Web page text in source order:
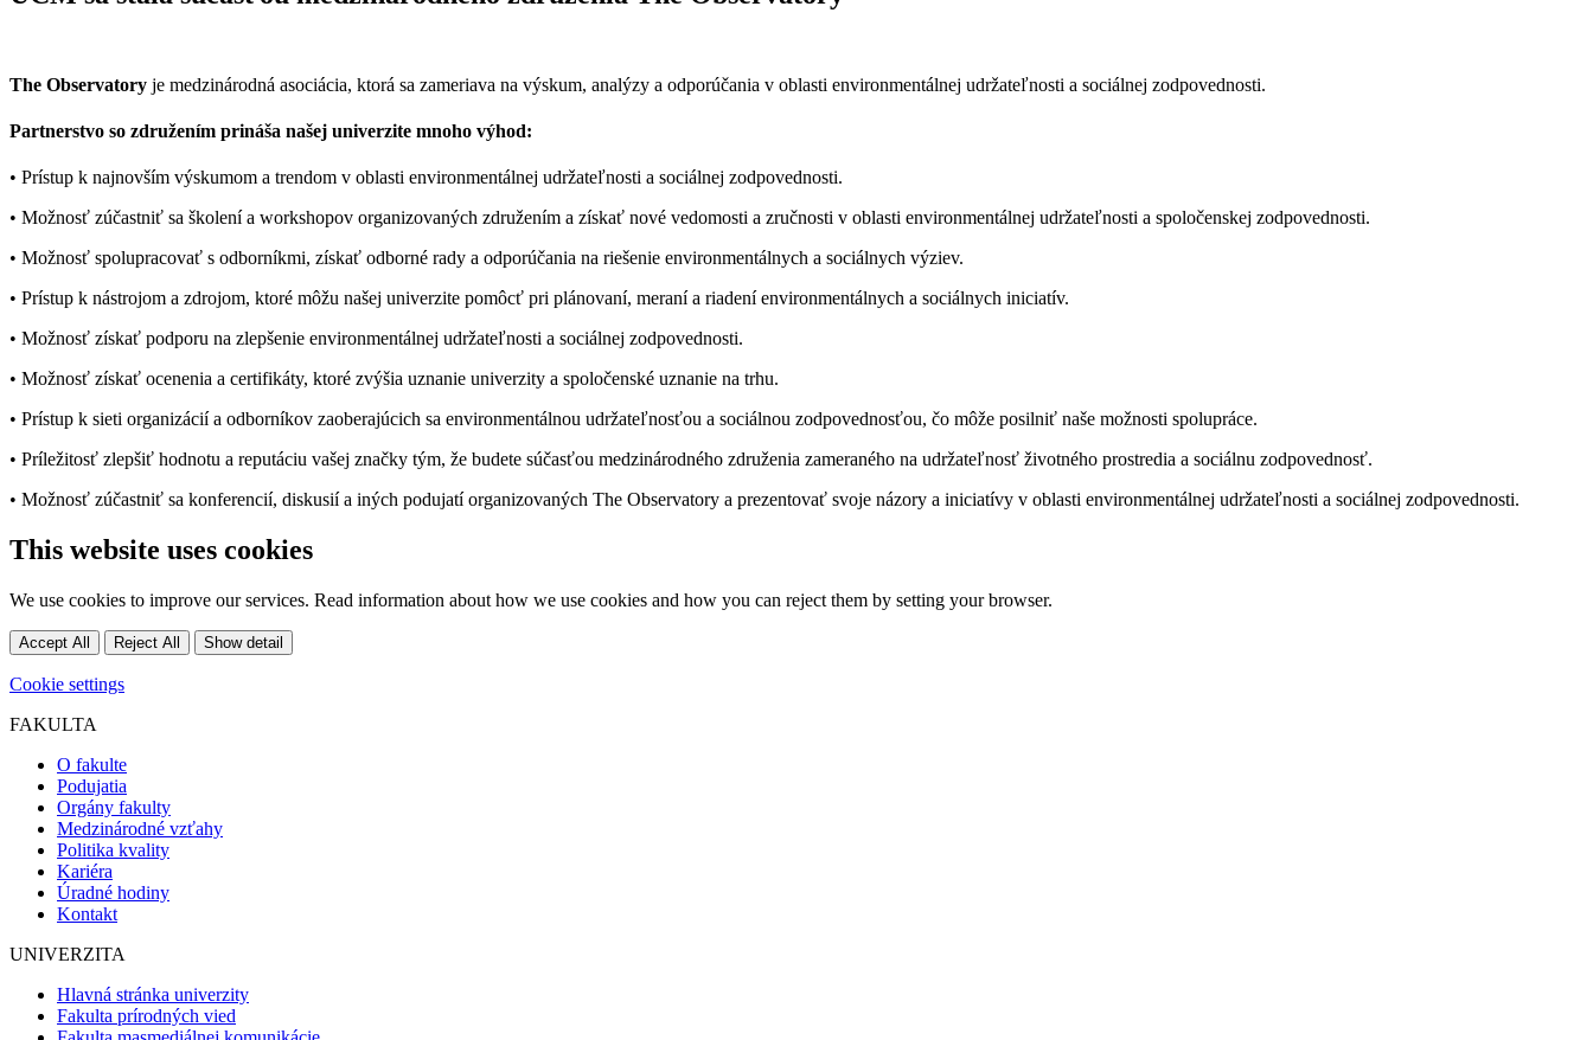
The Observatory je medzinárodná asociácia, ktorá sa zameriava na výskum, analýzy a odporúčania v oblasti environmentálnej udržateľnosti a sociálnej zodpovednosti.
Partnerstvo so združením prináša našej univerzite mnoho výhod:
• Prístup k najnovším výskumom a trendom v oblasti environmentálnej udržateľnosti a sociálnej zodpovednosti.
• Možnosť zúčastniť sa školení a workshopov organizovaných združením a získať nové vedomosti a zručnosti v oblasti environmentálnej udržateľnosti a spoločenskej zodpovednosti.
• Možnosť spolupracovať s odborníkmi, získať odborné rady a odporúčania na riešenie environmentálnych a sociálnych výziev.
• Prístup k nástrojom a zdrojom, ktoré môžu našej univerzite pomôcť pri plánovaní, meraní a riadení environmentálnych a sociálnych iniciatív.
• Možnosť získať podporu na zlepšenie environmentálnej udržateľnosti a sociálnej zodpovednosti.
• Možnosť získať ocenenia a certifikáty, ktoré zvýšia uznanie univerzity a spoločenské uznanie na trhu.
• Prístup k sieti organizácií a odborníkov zaoberajúcich sa environmentálnou udržateľnosťou a sociálnou zodpovednosťou, čo môže posilniť naše možnosti spolupráce.
• Príležitosť zlepšiť hodnotu a reputáciu vašej značky tým, že budete súčasťou medzinárodného združenia zameraného na udržateľnosť životného prostredia a sociálnu zodpovednosť.
• Možnosť zúčastniť sa konferencií, diskusií a iných podujatí organizovaných The Observatory a prezentovať svoje názory a iniciatívy v oblasti environmentálnej udržateľnosti a sociálnej zodpovednosti.
This website uses cookies
We use cookies to improve our services. Read information about how we use cookies and how you can reject them by setting your browser.
Accept All Reject All Show detail
Cookie settings
FAKULTA
O fakulte
Podujatia
Orgány fakulty
Medzinárodné vzťahy
Politika kvality
Kariéra
Úradné hodiny
Kontakt
UNIVERZITA
Hlavná stránka univerzity
Fakulta prírodných vied